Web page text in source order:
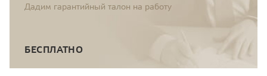
Дадим гарантийный талон на работу
БЕСПЛАТНО